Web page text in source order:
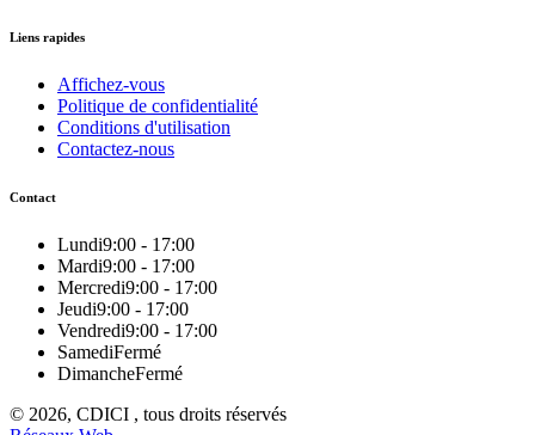
Liens rapides
Affichez-vous
Politique de confidentialité
Conditions d'utilisation
Contactez-nous
Contact
Lundi9:00 - 17:00
Mardi9:00 - 17:00
Mercredi9:00 - 17:00
Jeudi9:00 - 17:00
Vendredi9:00 - 17:00
SamediFermé
DimancheFermé
© 2026, CDICI , tous droits réservés